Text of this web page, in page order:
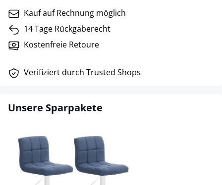
Kauf auf Rechnung möglich
14 Tage Rückgaberecht
Kostenfreie Retoure
Verifiziert durch Trusted Shops
Unsere Sparpakete